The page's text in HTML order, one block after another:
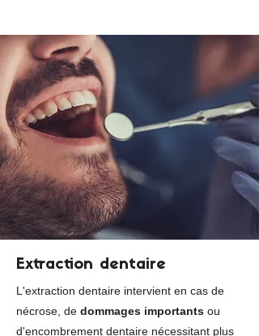
Extraction dentaire
L'extraction dentaire intervient en cas de
nécrose, de dommages importants ou
d'encombrement dentaire nécessitant plus